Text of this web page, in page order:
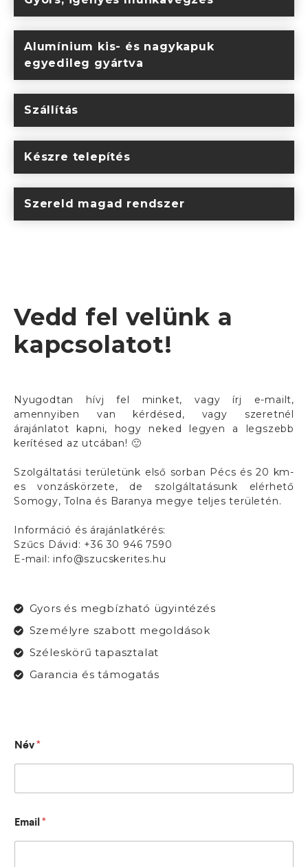
Alumínium kis- és nagykapuk
egyedileg gyártva
Szállítás
Készre telepítés
Szereld magad rendszer
Vedd fel velünk a
kapcsolatot!
Nyugodtan hívj fel minket, vagy írj e-mailt,
amennyiben van kérdésed, vagy szeretnél
árajánlatot kapni, hogy neked legyen a legszebb
kerítésed az utcában! 🙂
Szolgáltatási területünk első sorban Pécs és 20 km-
es vonzáskörzete, de szolgáltatásunk elérhető
Somogy, Tolna és Baranya megye teljes területén.
Információ és árajánlatkérés:
Szűcs Dávid: +36 30 946 7590
E-mail: info@szucskerites.hu
Gyors és megbízható ügyintézés
Személyre szabott megoldások
Széleskörű tapasztalat
Garancia és támogatás
Név*
Email*